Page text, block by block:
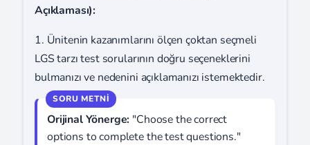
Açıklaması):
1. Ünitenin kazanımlarını ölçen çoktan seçmeli
LGS tarzı test sorularının doğru seçeneklerini
bulmanızı ve nedenini açıklamanızı istemektedir.
Orijinal Yönerge: "Choose the correct
options to complete the test questions."